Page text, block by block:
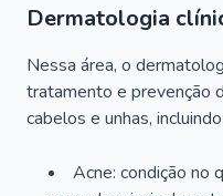
Dermatologia
Nessa área, o
tratamento e prevenção
cabelos e unhas, incluindo:
Acne: condição no